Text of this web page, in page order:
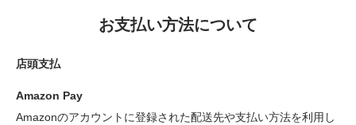
お支払い方法について
店頭支払
Amazon Pay
Amazonのアカウントに登録された配送先や支払い方法を利用し